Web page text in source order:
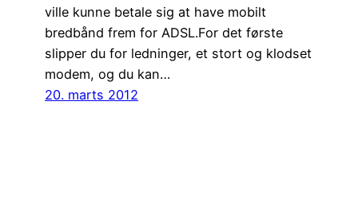
ville kunne betale sig at have mobilt
bredbånd frem for ADSL.For det første
slipper du for ledninger, et stort og klodset
modem, og du kan…
20. marts 2012